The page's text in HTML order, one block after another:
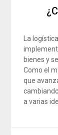
La
bienes y
Como el
que
a varias